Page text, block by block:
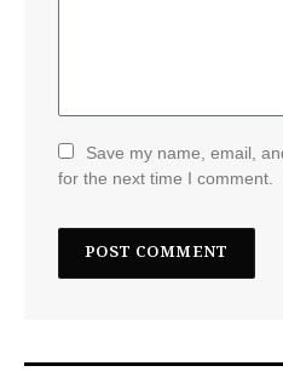
Save my name, email,
for the next time I comment.